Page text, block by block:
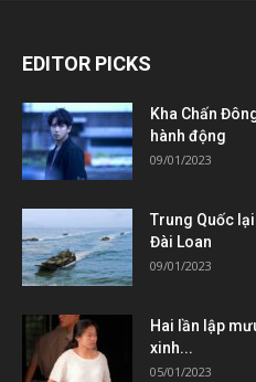
EDITOR PICKS
Kha Chấn
hành động
09/01/2023
Trung Quốc
Đài Loan
09/01/2023
Hai lần lập
xinh...
05/01/2023